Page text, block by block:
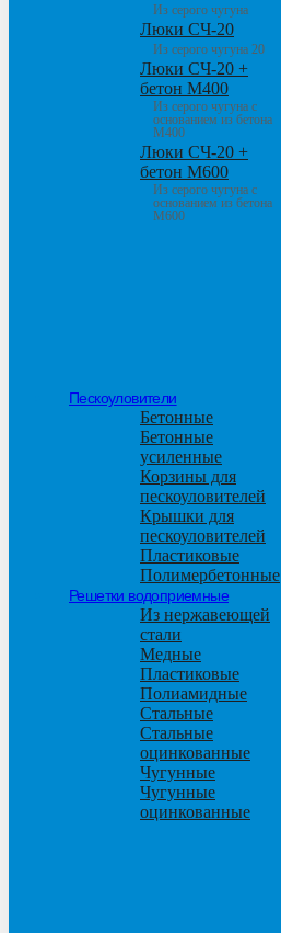
Из серого чугуна
Люки СЧ-20
Из серого чугуна 20
Люки СЧ-20 +
бетон М400
Из серого чугуна с
основанием из бетона
М400
Люки СЧ-20 +
бетон М600
Из серого чугуна с
основанием из бетона
М600
Пескоуловители
Бетонные
Бетонные
усиленные
Корзины для
пескоуловителей
Крышки для
пескоуловителей
Пластиковые
Полимербетонные
Решетки водоприемные
Из нержавеющей
стали
Медные
Пластиковые
Полиамидные
Стальные
Стальные
оцинкованные
Чугунные
Чугунные
оцинкованные